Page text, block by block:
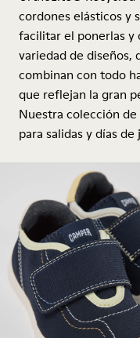
cordones elásticos y
facilitar el ponerlas y
variedad de diseños,
combinan con todo
que reflejan la gran
Nuestra colección de
para salidas y días